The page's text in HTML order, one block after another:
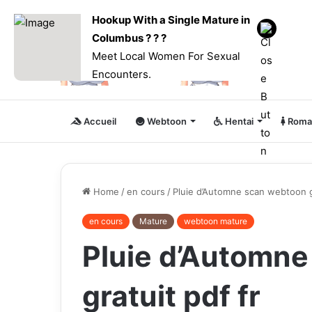
Accueil Webtoon Hentai
Home /en cours / Pluie d’Automne scan
en cours Mature webtoon mature
Pluie
gratuit pdf fr
Hookup With a Single Mature in
Columbus ? ? ?
Meet Local Women For Sexual
Encounters.